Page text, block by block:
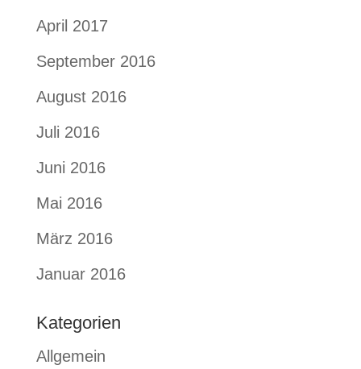
April 2017
September 2016
August 2016
Juli 2016
Juni 2016
Mai 2016
März 2016
Januar 2016
Kategorien
Allgemein